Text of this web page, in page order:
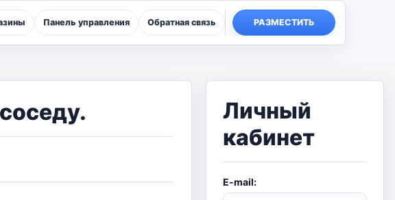
Панель управления Обратная связь РАЗМЕСТИТЬ
Личный
кабинет
E-mail: